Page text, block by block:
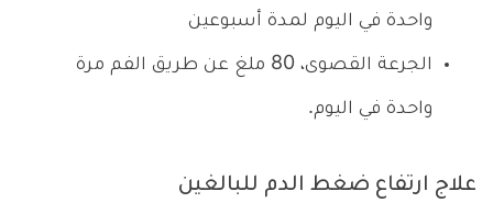
واحدة في اليوم لمدة أسبوعين
الجرعة القصوى، 80 ملغ عن طريق الفم مرة
واحدة في اليوم.
علاج ارتفاع ضغط الدم للبالغين